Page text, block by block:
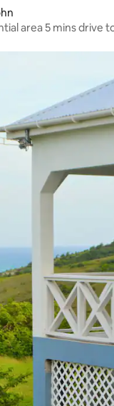
area 5 mins drive